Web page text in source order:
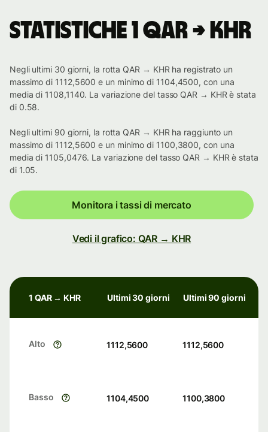
Statistiche 1 QAR → KHR
Negli ultimi 30 giorni, la rotta QAR → KHR ha registrato un
massimo di 1112,5600 e un minimo di 1104,4500, con una
media di 1108,1140. La variazione del tasso QAR → KHR è stata
di 0.58.
Negli ultimi 90 giorni, la rotta QAR → KHR ha raggiunto un
massimo di 1112,5600 e un minimo di 1100,3800, con una
media di 1105,0476. La variazione del tasso QAR → KHR è stata
di 1.05.
Monitora i tassi di mercato
Vedi il grafico: QAR → KHR
1 QAR → KHR Ultimi 30 giorni Ultimi 90 giorni
Alto 1112,5600 1112,5600
Basso 1104,4500 1100,3800